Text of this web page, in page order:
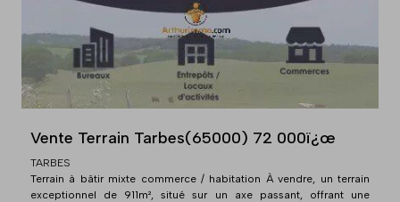
Vente Terrain Tarbes(65000) 72 000ï¿œ
TARBES
Terrain à bâtir mixte commerce / habitation À vendre, un terrain
exceptionnel de 911m², situé sur un axe passant, offrant une